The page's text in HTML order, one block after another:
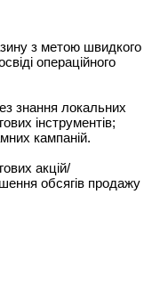
з метою швидкого
операційного
знання локальних
інструментів;
кампаній.
акцій/
обсягів продажу